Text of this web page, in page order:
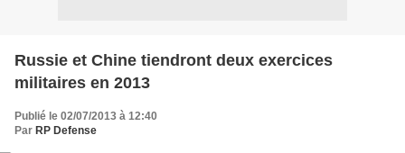
Russie et Chine tiendront deux exercices
militaires en 2013
Publié le 02/07/2013 à 12:40
Par RP Defense